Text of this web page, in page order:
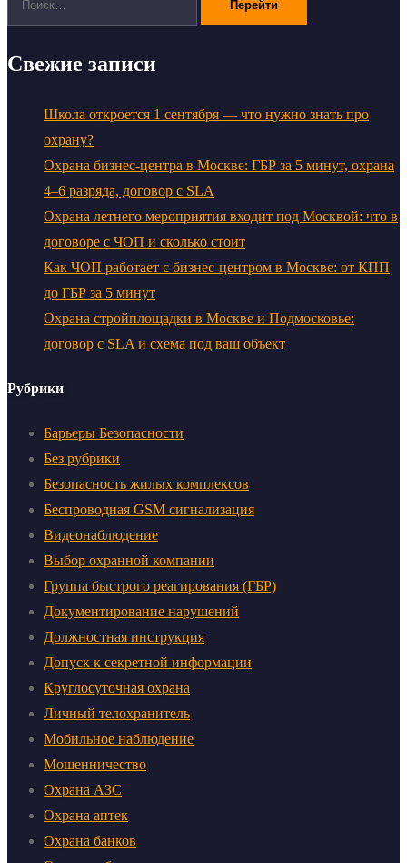
Свежие записи
Школа откроется 1 сентября — что нужно знать про
охрану?
Охрана бизнес-центра в Москве: ГБР за 5 минут, охрана
4–6 разряда, договор с SLA
Охрана летнего мероприятия входит под Москвой: что в
договоре с ЧОП и сколько стоит
Как ЧОП работает с бизнес-центром в Москве: от КПП
до ГБР за 5 минут
Охрана стройплощадки в Москве и Подмосковье:
договор с SLA и схема под ваш объект
Рубрики
Барьеры Безопасности
Без рубрики
Безопасность жилых комплексов
Беспроводная GSM сигнализация
Видеонаблюдение
Выбор охранной компании
Группа быстрого реагирования (ГБР)
Документирование нарушений
Должностная инструкция
Допуск к секретной информации
Круглосуточная охрана
Личный телохранитель
Мобильное наблюдение
Мошенничество
Охрана АЗС
Охрана аптек
Охрана банков